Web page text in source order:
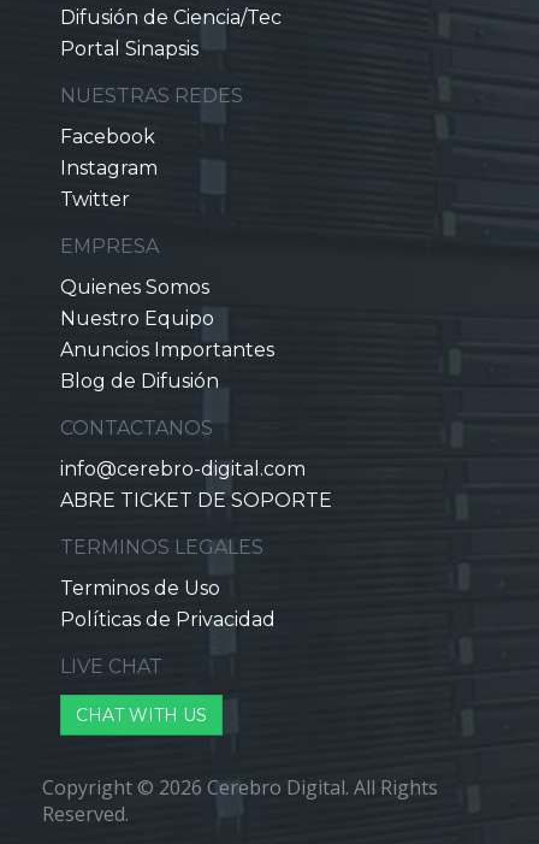
Difusión de Ciencia/Tec
Portal Sinapsis
NUESTRAS REDES
Facebook
Instagram
Twitter
EMPRESA
Quienes Somos
Nuestro Equipo
Anuncios Importantes
Blog de Difusión
CONTACTANOS
info@cerebro-digital.com
ABRE TICKET DE SOPORTE
TERMINOS LEGALES
Terminos de Uso
Políticas de Privacidad
LIVE CHAT
CHAT WITH US
Copyright © 2026 Cerebro Digital. All Rights
Reserved.